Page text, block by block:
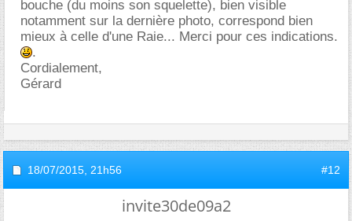
bouche (du moins son squelette), bien visible
notamment sur la dernière photo, correspond bien
mieux à celle d'une Raie... Merci pour ces indications.
.
Cordialement,
Gérard
18/07/2015, 21h56 #12
invite30de09a2